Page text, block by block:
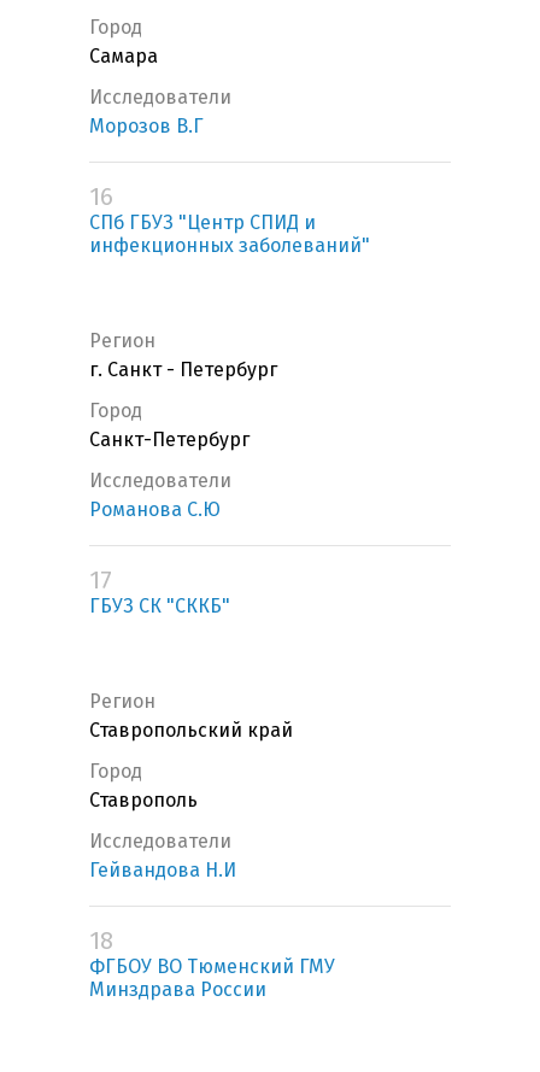
Город
Самара
Исследователи
Морозов В.Г
16
СПб ГБУЗ "Центр СПИД и
инфекционных заболеваний"
Регион
г. Санкт - Петербург
Город
Санкт-Петербург
Исследователи
Романова С.Ю
17
ГБУЗ СК "СККБ"
Регион
Ставропольский край
Город
Ставрополь
Исследователи
Гейвандова Н.И
18
ФГБОУ ВО Тюменский ГМУ
Минздрава России